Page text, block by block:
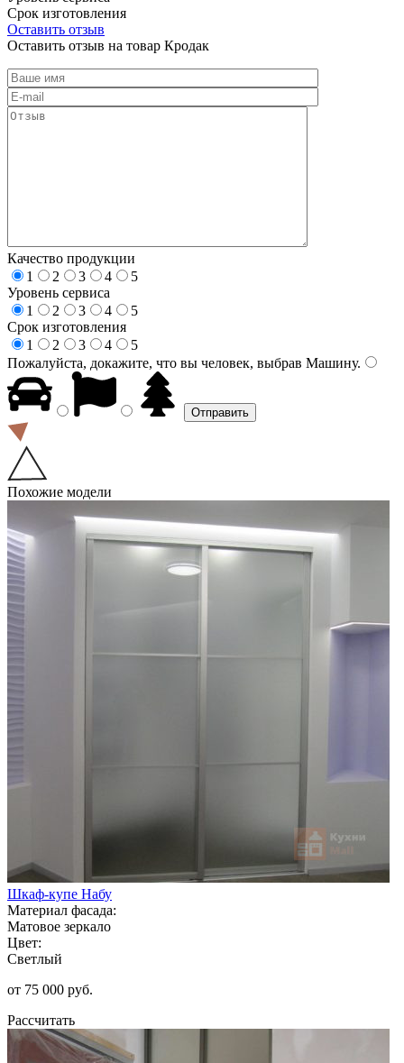
Срок изготовления
Оставить отзыв
Оставить отзыв на товар Кродак
Качество продукции
1
2 3 4
5
Уровень сервиса
1
2 3 4
5
Срок изготовления
1
2 3 4
5
Пожалуйста, докажите, что вы человек, выбрав Машину.
Похожие модели
Шкаф-купе Набу
Материал фасада:
Матовое зеркало
Цвет:
Светлый
от 75 000 руб.
Рассчитать